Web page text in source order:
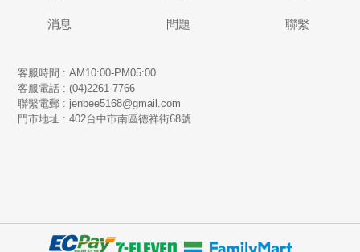
消息 問題 聯繫
客服時間 : AM10:00-PM05:00
客服電話 : (04)2261-7766
​聯繫電郵 : jenbee5168@gmail.com
門市地址 : 402台中市南區德祥街68號